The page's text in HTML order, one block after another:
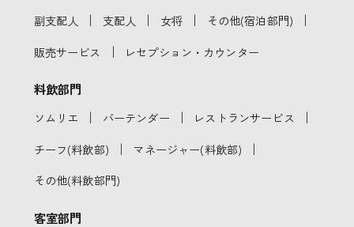
副支配人 ｜ 支配人 ｜ 女将 ｜ その他(宿泊部門) ｜
販売サービス ｜ レセプション・カウンター
料飲部門
ソムリエ ｜ バーテンダー ｜ レストランサービス ｜
チーフ(料飲部) ｜ マネージャー(料飲部) ｜
その他(料飲部門)
客室部門